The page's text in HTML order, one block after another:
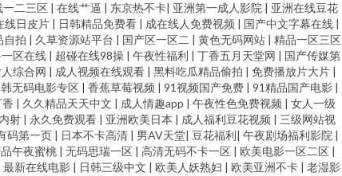
屄 天天干天天添 性爱电影网址 三级片av片 波多野吉依 91麻豆香
视城 欧美18 精品无码人妖 丰满人妻一区二区 国产乱轮精品 操逼
品一区在线 超碰久久夜夜 91人人视频 亚洲成人小说网站 日韩无码
久一二国产 九一人人干 福利视频三分钟 超碰人人超碰 91无码中出
一二三区 | 在线艹逼 | 东京热不卡| 亚洲第一成人影院 | 亚洲在线豆花
线日皮片 | 日韩精品免费看 | 成在线人免费视频 | 国产中文字幕在线 |
自拍 | 久草资源站平台 | 国产区一区二 | 黄色无码网站 | 精品一区三区
区在线 | 超碰在线98操 | 午夜性福利 | 丁香五月天堂网 | 国产传媒第
综合网 | 成人视频在线观看 | 黑料吃瓜精品偷拍 | 免费播放片大片 |
韩无码电影专区 | 香蕉草莓视频 | 91视频国产免费 | 91精品国产电影 |
| 久久精品天天中文 | 成人情趣app | 午夜性色免费视频 | 女人一级
射 | 永久免费观看 | 亚洲欧美日本 | 成人福利豆花视频 | 三级网站视
码第一页 | 日本不卡高清 | 男AV天堂| 豆花福利| 午夜剧场福利影院 |
午夜蜜桃 | 无码思瑞一区 | 高清无码不卡一区 | 欧美电影一区二区 |
最新在线电影 | 日韩三级中文 | 欧美人妖熟妇 | 欧美亚洲不卡 | 老湿影